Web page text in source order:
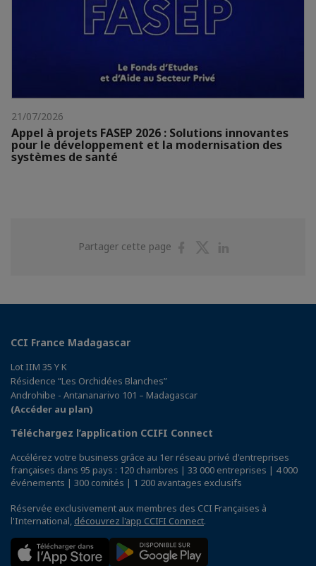
21/07/2026
Appel à projets FASEP 2026 : Solutions innovantes
pour le développement et la modernisation des
systèmes de santé
Partager cette page
PartagerPartager
CCI France Madagascar
Lot IIM 35 Y K
Résidence “Les Orchidées Blanches”
Androhibe - Antananarivo 101 – Madagascar
(Accéder au plan)
Téléchargez l’application CCIFI Connect
Accélérez votre business grâce au 1er réseau privé d'entreprises
françaises dans 95 pays : 120 chambres | 33 000 entreprises | 4 000
événements | 300 comités | 1 200 avantages exclusifs
Réservée exclusivement aux membres des CCI Françaises à
l'International, découvrez l'app CCIFI Connect.